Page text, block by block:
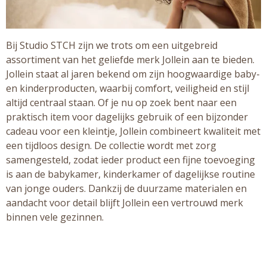
Bij Studio STCH zijn we trots om een uitgebreid
assortiment van het geliefde merk Jollein aan te bieden.
Jollein staat al jaren bekend om zijn hoogwaardige baby-
en kinderproducten, waarbij comfort, veiligheid en stijl
altijd centraal staan. Of je nu op zoek bent naar een
praktisch item voor dagelijks gebruik of een bijzonder
cadeau voor een kleintje, Jollein combineert kwaliteit met
een tijdloos design. De collectie wordt met zorg
samengesteld, zodat ieder product een fijne toevoeging
is aan de babykamer, kinderkamer of dagelijkse routine
van jonge ouders. Dankzij de duurzame materialen en
aandacht voor detail blijft Jollein een vertrouwd merk
binnen vele gezinnen.